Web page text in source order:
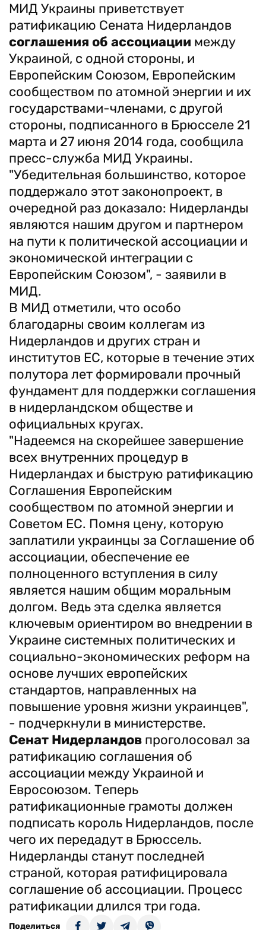
МИД Украины приветствует
ратификацию Сената Нидерландов
соглашения об ассоциации между
Украиной, с одной стороны, и
Европейским Союзом, Европейским
сообществом по атомной энергии и их
государствами-членами, с другой
стороны, подписанного в Брюсселе 21
марта и 27 июня 2014 года, сообщила
пресс-служба МИД Украины.
"Убедительная большинство, которое
поддержало этот законопроект, в
очередной раз доказало: Нидерланды
являются нашим другом и партнером
на пути к политической ассоциации и
экономической интеграции с
Европейским Союзом", - заявили в
МИД.
В МИД отметили, что особо
благодарны своим коллегам из
Нидерландов и других стран и
институтов ЕС, которые в течение этих
полутора лет формировали прочный
фундамент для поддержки соглашения
в нидерландском обществе и
официальных кругах.
"Надеемся на скорейшее завершение
всех внутренних процедур в
Нидерландах и быструю ратификацию
Соглашения Европейским
сообществом по атомной энергии и
Советом ЕС. Помня цену, которую
заплатили украинцы за Соглашение об
ассоциации, обеспечение ее
полноценного вступления в силу
является нашим общим моральным
долгом. Ведь эта сделка является
ключевым ориентиром во внедрении в
Украине системных политических и
социально-экономических реформ на
основе лучших европейских
стандартов, направленных на
повышение уровня жизни украинцев",
- подчеркнули в министерстве.
Сенат Нидерландов проголосовал за
ратификацию соглашения об
ассоциации между Украиной и
Евросоюзом. Теперь
ратификационные грамоты должен
подписать король Нидерландов, после
чего их передадут в Брюссель.
Нидерланды станут последней
страной, которая ратифицировала
соглашение об ассоциации. Процесс
ратификации длился три года.
Поделиться